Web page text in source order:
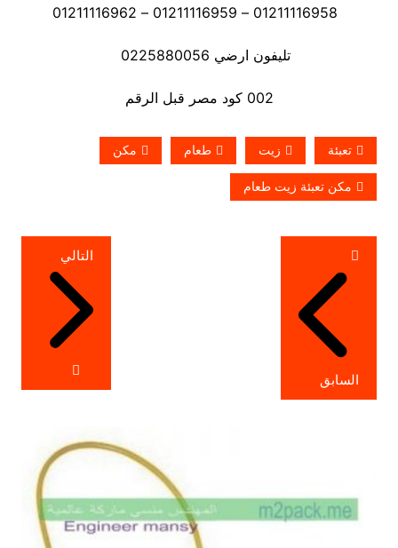
تليفون ارضي 0225880056
002 كود مصر قبل الرقم
تعبئة زيت طعام مكن
مكن تعبئة زيت طعام
تصفّح
المقالات
السابق
التالي